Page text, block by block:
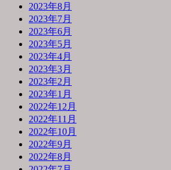
2023年8月
2023年7月
2023年6月
2023年5月
2023年4月
2023年3月
2023年2月
2023年1月
2022年12月
2022年11月
2022年10月
2022年9月
2022年8月